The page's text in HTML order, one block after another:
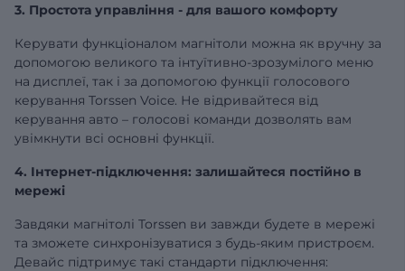
3. Простота управління - для вашого комфорту
Керувати функціоналом магнітоли можна як вручну за
допомогою великого та інтуїтивно-зрозумілого меню
на дисплеї, так і за допомогою функції голосового
керування Torssen Voice. Не відривайтеся від
керування авто – голосові команди дозволять вам
увімкнути всі основні функції.
4. Інтернет-підключення: залишайтеся постійно в
мережі
Завдяки магнітолі Torssen ви завжди будете в мережі
та зможете синхронізуватися з будь-яким пристроєм.
Девайс підтримує такі стандарти підключення: